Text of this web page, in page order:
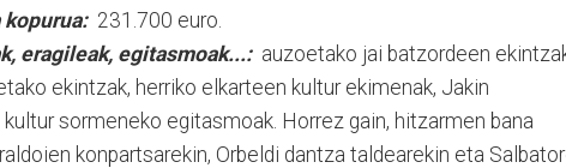
231.700 euro.
eragileak, egitasmoak...:auzoetako jai batzordeen
ekintzak, herriko elkarteen kultur ekimenak, Jakin
sormeneko egitasmoak. Horrez gain, hitzarmen bana
konpartsarekin, Orbeldi dantza taldearekin eta